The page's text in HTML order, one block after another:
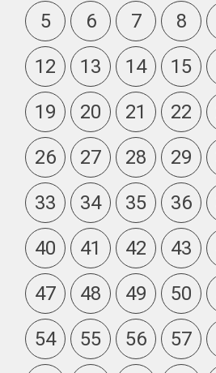
5
6 7 8
12
13 14 15
19
20 21 22
26
27 28 29
33
34 35 36
40
41 42 43
47
48 49 50
54
55 56 57